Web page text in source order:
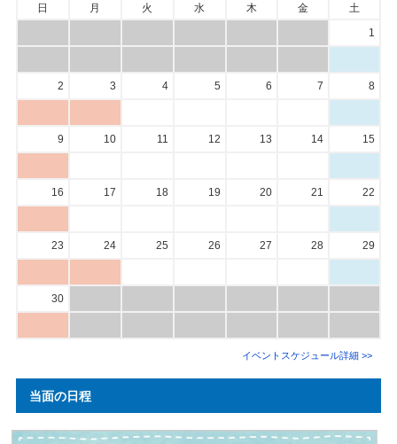
日 月 火 水 木 金
土
1
2 3 4 5 6 7 8
9 10 11 12 13 14 15
16 17 18 19 20 21 22
23 24 25 26 27 28 29
30
イベントスケジュール詳細 >>
当面の日程